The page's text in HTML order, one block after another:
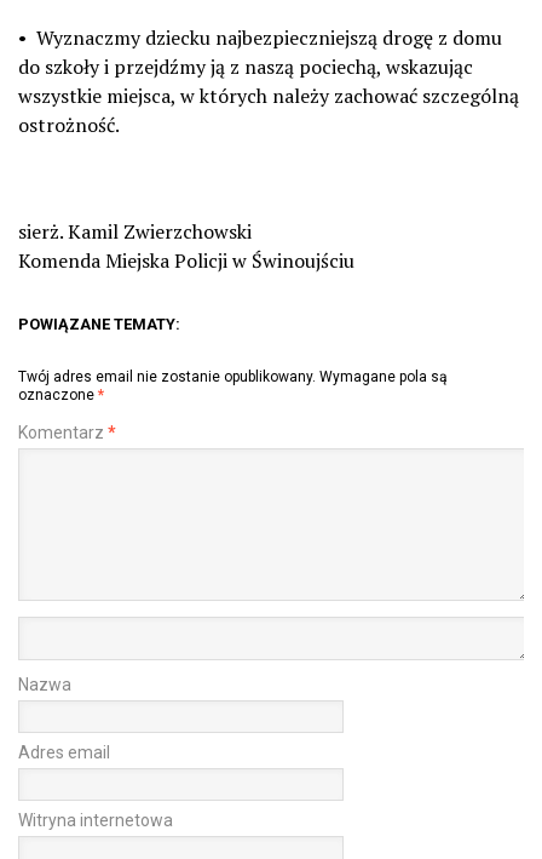
• Wyznaczmy dziecku najbezpieczniejszą drogę z domu
do szkoły i przejdźmy ją z naszą pociechą, wskazując
wszystkie miejsca, w których należy zachować szczególną
ostrożność.
sierż. Kamil Zwierzchowski
Komenda Miejska Policji w Świnoujściu
POWIĄZANE TEMATY:
Twój adres email nie zostanie opublikowany. Wymagane pola są
oznaczone *
Komentarz *
Nazwa
Adres email
Witryna internetowa